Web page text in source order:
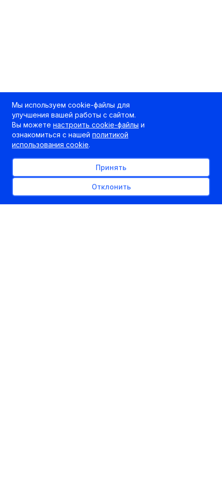
Мы используем cookie-файлы для
улучшения вашей работы с сайтом.
Вы можете настроить cookie-файлы и
ознакомиться с нашей политикой
использования cookie.
Принять
Отклонить